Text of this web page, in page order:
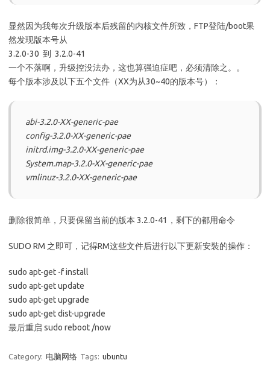
显然因为我每次升级版本后残留的内核文件所致，FTP登陆/boot果
然发现版本号从
3.2.0-30 到 3.2.0-41
一个不落啊，升级控没法办，这也算强迫症吧，必须清除之。。
每个版本涉及以下五个文件（XX为从30~40的版本号）：
abi-3.2.0-XX-generic-pae
config-3.2.0-XX-generic-pae
initrd.img-3.2.0-XX-generic-pae
System.map-3.2.0-XX-generic-pae
vmlinuz-3.2.0-XX-generic-pae
删除很简单，只要保留当前的版本 3.2.0-41，剩下的都用命令
SUDO RM 之即可，记得RM这些文件后进行以下更新安裝的操作：
sudo apt-get -f install
sudo apt-get update
sudo apt-get upgrade
sudo apt-get dist-upgrade
最后重启 sudo reboot /now
Category: 电脑网络 Tags: ubuntu